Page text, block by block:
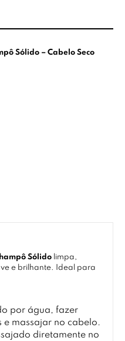
Sólido – Cabelo Seco
Sólido limpa,
e brilhante. Ideal para
por água, fazer
e massajar no cabelo.
diretamente no